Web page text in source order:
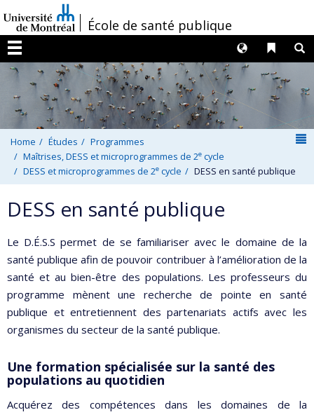
au
contenu
/École de santé publique
Menu
Liens
Langues
Home Études
Programmes
Maîtrises, DESS et microprogrammes de 2e cycle
DESS et microprogrammes de 2e cycle DESS en santé publique
DESS en santé publique
Le D.É.S.S permet de se familiariser avec le domaine de la
santé publique afin de pouvoir contribuer à l’amélioration de la
santé et au bien-être des populations. Les professeurs du
programme mènent une recherche de pointe en santé
publique et entretiennent des partenariats actifs avec les
organismes du secteur de la santé publique.
Une formation spécialisée sur la santé des
populations au quotidien
Acquérez des compétences dans les domaines de la